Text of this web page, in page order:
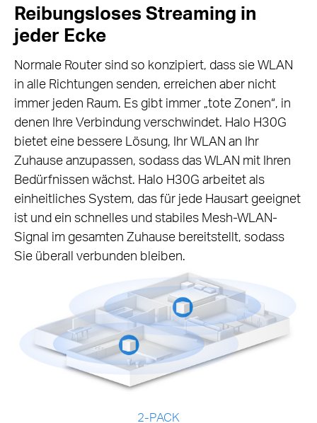
Reibungsloses Streaming in
jeder Ecke
Normale Router sind so konzipiert, dass sie WLAN
in alle Richtungen senden, erreichen aber nicht
immer jeden Raum. Es gibt immer „tote Zonen“, in
denen Ihre Verbindung verschwindet. Halo H30G
bietet eine bessere Lösung, Ihr WLAN an Ihr
Zuhause anzupassen, sodass das WLAN mit Ihren
Bedürfnissen wächst. Halo H30G arbeitet als
einheitliches System, das für jede Hausart geeignet
ist und ein schnelles und stabiles Mesh-WLAN-
Signal im gesamten Zuhause bereitstellt, sodass
Sie überall verbunden bleiben.
2-PACK